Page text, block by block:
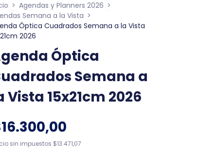
> Agendas y Planners 2026 >
Semana a la Vista >
Óptica Cuadrados Semana a la Vista
2026
Óptica
Semana a
Vista 15x21cm 2026
sin impuestos $13.471,07